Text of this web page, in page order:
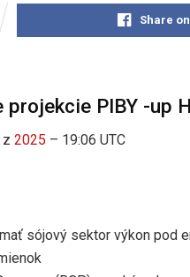
Share
PIBY -up
z 2025 – 19:06 UTC
sójový sektor výkon pod